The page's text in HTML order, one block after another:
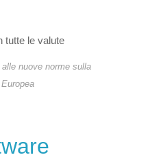
tutte le valute
nuove norme sulla